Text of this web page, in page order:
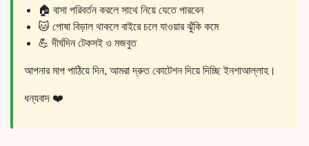
🏠 বাসা পরিবর্তন করলে সাথে নিয়ে যেতে পারবেন
🐱 পোষা বিড়াল থাকলে বাইরে চলে যাওয়ার ঝুঁকি কমে
💪 দীর্ঘদিন টেকসই ও মজবুত
আপনার মাপ পাঠিয়ে দিন, আমরা দ্রুত কোটেশন দিয়ে দিচ্ছি ইনশাআল্লাহ।
ধন্যবাদ ❤️